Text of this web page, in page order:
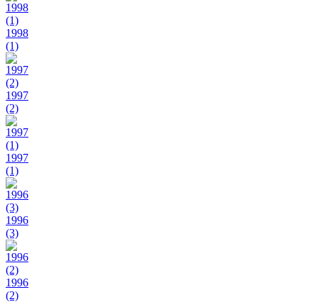
1998
(1)
1997
(2)
1997
(1)
1996
(3)
1996
(2)